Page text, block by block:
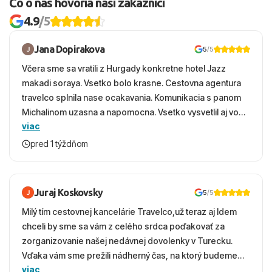
Čo o nás hovoria naši zákazníci
4.9/5
Jana Dopirakova 5/5
Včera sme sa vratili z Hurgady konkretne hotel Jazz
makadi soraya. Vsetko bolo krasne. Cestovna agentura
travelco splnila nase ocakavania. Komunikacia s panom
Michalinom uzasna a napomocna. Vsetko vysvetlil aj vo
vecernych hodinach zaco sa ospravedlnujem. Hotel
krasny, cisty. Sluzby top. Strava, prostredie, more,
viac
pred 1 týždňom
Juraj Koskovsky 5/5
Milý tím cestovnej kancelárie Travelco,už teraz aj Idem
chceli by sme sa vám z celého srdca poďakovať za
zorganizovanie našej nedávnej dovolenky v Turecku.
Vďaka vám sme prežili nádherný čas, na ktorý budeme
viac